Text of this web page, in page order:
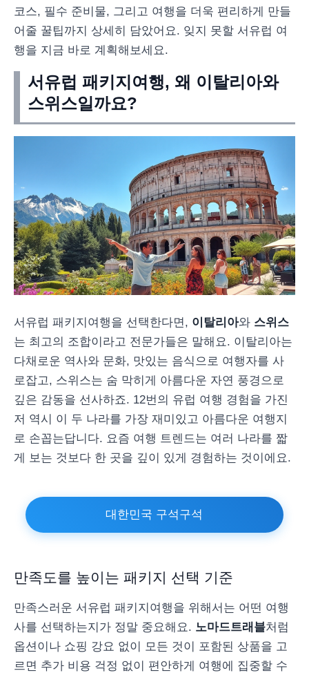
코스, 필수 준비물, 그리고 여행을 더욱 편리하게 만들
어줄 꿀팁까지 상세히 담았어요. 잊지 못할 서유럽 여
행을 지금 바로 계획해보세요.
서유럽 패키지여행, 왜 이탈리아와
스위스일까요?
서유럽 패키지여행을 선택한다면, 이탈리아와 스위스
는 최고의 조합이라고 전문가들은 말해요. 이탈리아는
다채로운 역사와 문화, 맛있는 음식으로 여행자를 사
로잡고, 스위스는 숨 막히게 아름다운 자연 풍경으로
깊은 감동을 선사하죠. 12번의 유럽 여행 경험을 가진
저 역시 이 두 나라를 가장 재미있고 아름다운 여행지
로 손꼽는답니다. 요즘 여행 트렌드는 여러 나라를 짧
게 보는 것보다 한 곳을 깊이 있게 경험하는 것이에요.
대한민국 구석구석
만족도를 높이는 패키지 선택 기준
만족스러운 서유럽 패키지여행을 위해서는 어떤 여행
사를 선택하는지가 정말 중요해요. 노마드트래블처럼
옵션이나 쇼핑 강요 없이 모든 것이 포함된 상품을 고
르면 추가 비용 걱정 없이 편안하게 여행에 집중할 수